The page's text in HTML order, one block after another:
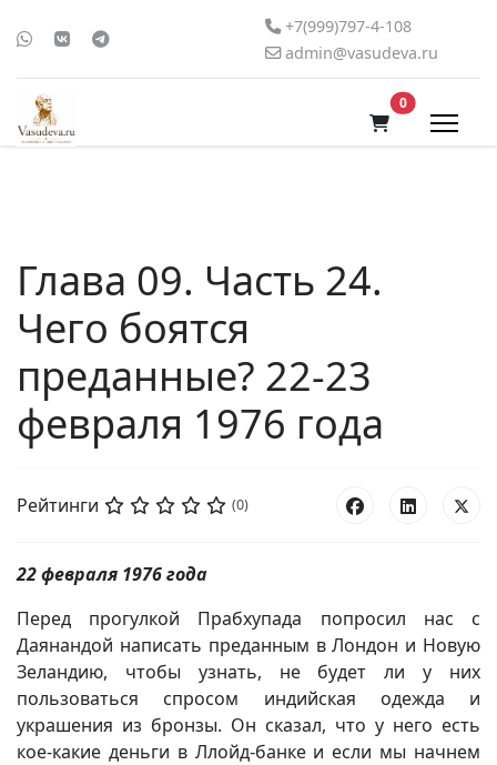
+7(999)797-4-108
admin@vasudeva.ru
0В корзину
Глава 09. Часть 24.
Чего боятся
преданные? 22-23
февраля 1976 года
Рейтинги (0)
22 февраля 1976 года
Перед прогулкой Прабхупада попросил нас с
Даянандой написать преданным в Лондон и Новую
Зеландию, чтобы узнать, не будет ли у них
пользоваться спросом индийская одежда и
украшения из бронзы. Он сказал, что у него есть
кое-какие деньги в Ллойд-банке и если мы начнем